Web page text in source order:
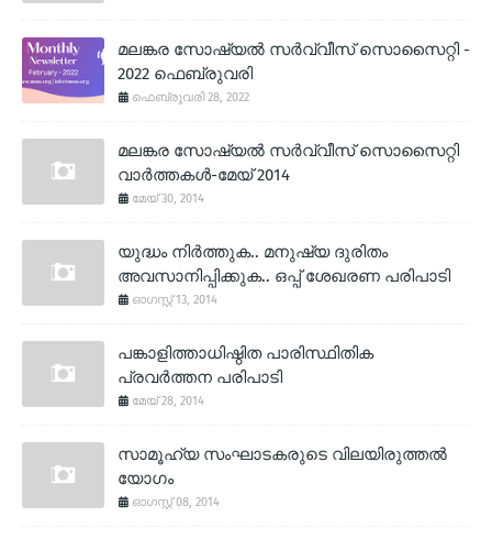
മലങ്കര സോഷ്യല്‍ സര്‍വ്വീസ് സൊസൈറ്റി -
2022 ഫെബ്രുവരി
ഫെബ്രുവരി 28, 2022
മലങ്കര സോഷ്യല്‍ സര്‍വ്വീസ് സൊസൈറ്റി
വാര്‍ത്തകള്‍-മേയ് 2014
മേയ് 30, 2014
യുദ്ധം നിര്‍ത്തുക.. മനുഷ്യ ദുരിതം
അവസാനിപ്പിക്കുക.. ഒപ്പ് ശേഖരണ പരിപാടി
ഓഗസ്റ്റ് 13, 2014
പങ്കാളിത്താധിഷ്ഠിത പാരിസ്ഥിതിക
പ്രവര്‍ത്തന പരിപാടി
മേയ് 28, 2014
സാമൂഹ്യ സംഘാടകരുടെ വിലയിരുത്തല്‍
യോഗം
ഓഗസ്റ്റ് 08, 2014